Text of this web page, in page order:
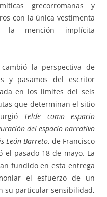
grecorromanas y
con la única vestimenta
mención implícita
la perspectiva de
y pasamos del escritor
en los límites del seis
que determinan el sitio
Telde como espacio
del espacio narrativo
León Barreto, de Francisco
el pasado 18 de mayo. La
fundido en esta entrega
el esfuerzo de un
su particular sensibilidad,